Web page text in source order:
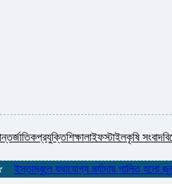
প্রযুক্তিশিক্ষালাইফস্টাইলকৃষি সংবাদ
যথাযোগ্য মর্যাদায় পালিত হলো